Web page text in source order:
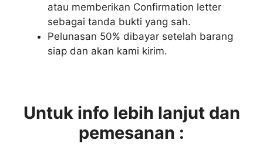
atau memberikan Confirmation letter
sebagai tanda bukti yang sah.
Pelunasan 50% dibayar setelah barang
siap dan akan kami kirim.
Untuk info lebih lanjut dan
pemesanan :